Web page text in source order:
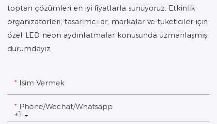
toptan çözümleri en iyi fiyatlarla sunuyoruz. Etkinlik
organizatörleri, tasarımcılar, markalar ve tüketiciler için
özel LED neon aydınlatmalar konusunda uzmanlaşmış
durumdayız.
Isim Vermek
+1
Phone/Wechat/Whatsapp